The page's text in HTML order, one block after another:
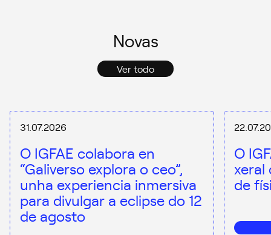
Novas
Ver todo
31.07.2026
O IGFAE colabora en
“Galiverso explora o ceo”,
unha experiencia inmersiva
para divulgar a eclipse do 12
de agosto
O
xeral
de